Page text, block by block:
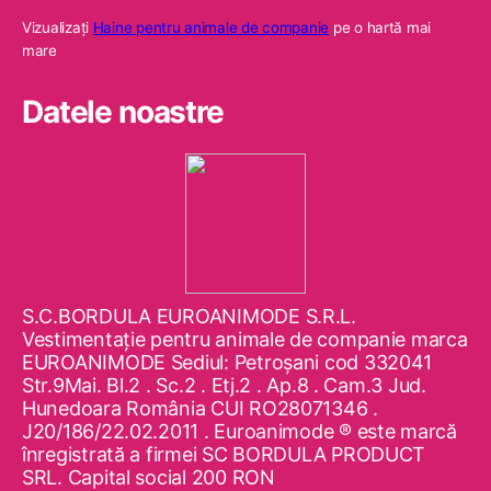
Vizualizaţi Haine pentru animale de companie pe o hartă mai
mare
Datele noastre
S.C.BORDULA EUROANIMODE S.R.L.
Vestimentaţie pentru animale de companie marca
EUROANIMODE Sediul: Petroşani cod 332041
Str.9Mai. Bl.2 . Sc.2 . Etj.2 . Ap.8 . Cam.3 Jud.
Hunedoara România CUI RO28071346 .
J20/186/22.02.2011 . Euroanimode ® este marcă
înregistrată a firmei SC BORDULA PRODUCT
SRL. Capital social 200 RON